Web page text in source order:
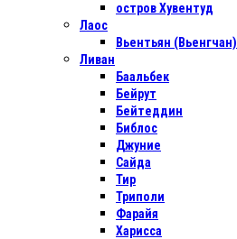
остров Хувентуд
Лаос
Вьентьян (Вьенгчан)
Ливан
Баальбек
Бейрут
Бейтеддин
Библос
Джуние
Сайда
Тир
Триполи
Фарайя
Харисса